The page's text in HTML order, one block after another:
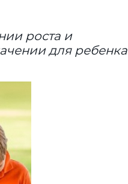
роста и
для ребенка